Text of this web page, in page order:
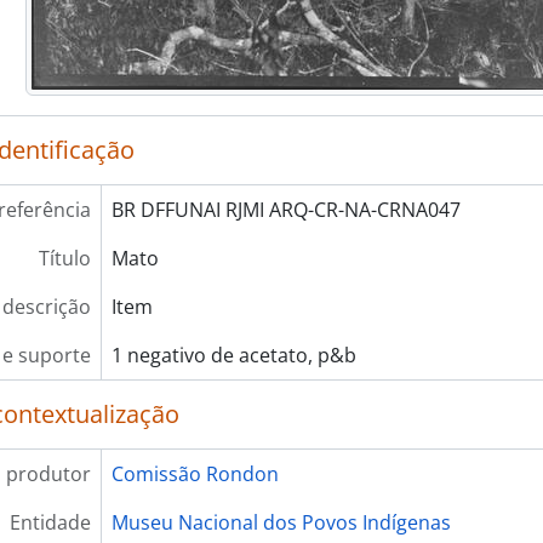
BR DFFUNAI RJMI ARQ-CR-NA-CRNA047
Título
Mato
Item
suporte
1 negativo de acetato, p&b
produtor
Comissão Rondon
Entidade
Museu Nacional dos Povos Indígenas